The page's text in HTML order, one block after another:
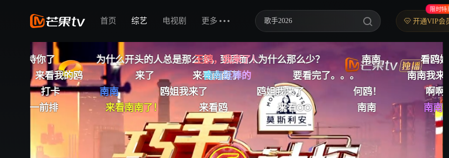
首页 综艺 电视剧 更多 歌手2026
中餐厅·南洋拾光季
快乐老家
野狗骨头
忙忙碌碌寻宝藏2
我们的宿舍·归心季
爸爸当家 第五季
开通VIP会
限时特
开头的人总是那么多，到后面人为什么那么少？ 南南
王鸥，我来了！ 看鸥姐和南宝
来看我鸥
来了
来看南南了 南南挺棒的
要看完了。。。 南南我来了
来看鸥姐
鸥姐我来了 鸥姐我来了 何鸥！ 啊啊温文尔雅
啊啊
看南南了！
来看鸥 来看OO 南南 南南我来了(超大声) 北